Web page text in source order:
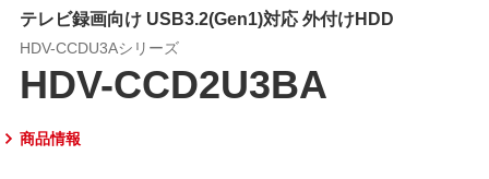
テレビ録画向け USB3.2(Gen1)対応 外付けHDD
HDV-CCDU3Aシリーズ
HDV-CCD2U3BA
商品情報